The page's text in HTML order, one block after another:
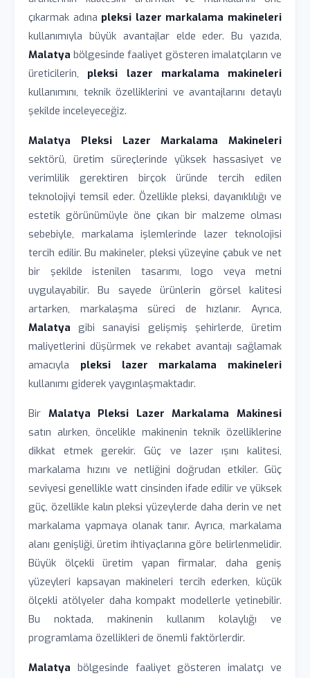
çıkarmak adına pleksi lazer markalama makineleri
kullanımıyla büyük avantajlar elde eder. Bu yazıda,
Malatya bölgesinde faaliyet gösteren imalatçıların ve
üreticilerin, pleksi lazer markalama makineleri
kullanımını, teknik özelliklerini ve avantajlarını detaylı
şekilde inceleyeceğiz.
Malatya Pleksi Lazer Markalama Makineleri
sektörü, üretim süreçlerinde yüksek hassasiyet ve
verimlilik gerektiren birçok üründe tercih edilen
teknolojiyi temsil eder. Özellikle pleksi, dayanıklılığı ve
estetik görünümüyle öne çıkan bir malzeme olması
sebebiyle, markalama işlemlerinde lazer teknolojisi
tercih edilir. Bu makineler, pleksi yüzeyine çabuk ve net
bir şekilde istenilen tasarımı, logo veya metni
uygulayabilir. Bu sayede ürünlerin görsel kalitesi
artarken, markalaşma süreci de hızlanır. Ayrıca,
Malatya gibi sanayisi gelişmiş şehirlerde, üretim
maliyetlerini düşürmek ve rekabet avantajı sağlamak
amacıyla pleksi lazer markalama makineleri
kullanımı giderek yaygınlaşmaktadır.
Bir Malatya Pleksi Lazer Markalama Makinesi
satın alırken, öncelikle makinenin teknik özelliklerine
dikkat etmek gerekir. Güç ve lazer ışını kalitesi,
markalama hızını ve netliğini doğrudan etkiler. Güç
seviyesi genellikle watt cinsinden ifade edilir ve yüksek
güç, özellikle kalın pleksi yüzeylerde daha derin ve net
markalama yapmaya olanak tanır. Ayrıca, markalama
alanı genişliği, üretim ihtiyaçlarına göre belirlenmelidir.
Büyük ölçekli üretim yapan firmalar, daha geniş
yüzeyleri kapsayan makineleri tercih ederken, küçük
ölçekli atölyeler daha kompakt modellerle yetinebilir.
Bu noktada, makinenin kullanım kolaylığı ve
programlama özellikleri de önemli faktörlerdir.
Malatya bölgesinde faaliyet gösteren imalatçı ve